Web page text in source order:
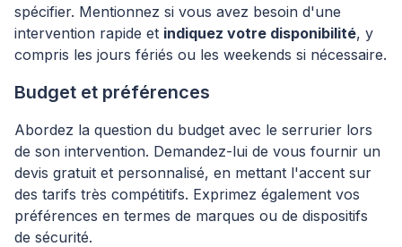
spécifier. Mentionnez si vous avez besoin d'une
intervention rapide et indiquez votre disponibilité, y
compris les jours fériés ou les weekends si nécessaire.
Budget et préférences
Abordez la question du budget avec le serrurier lors
de son intervention. Demandez-lui de vous fournir un
devis gratuit et personnalisé, en mettant l'accent sur
des tarifs très compétitifs. Exprimez également vos
préférences en termes de marques ou de dispositifs
de sécurité.